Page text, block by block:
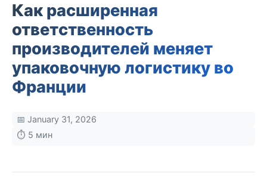
Как расширенная
ответственность
производителей меняет
упаковочную логистику во
Франции
📅 January 31, 2026
⏱️ 5 мин